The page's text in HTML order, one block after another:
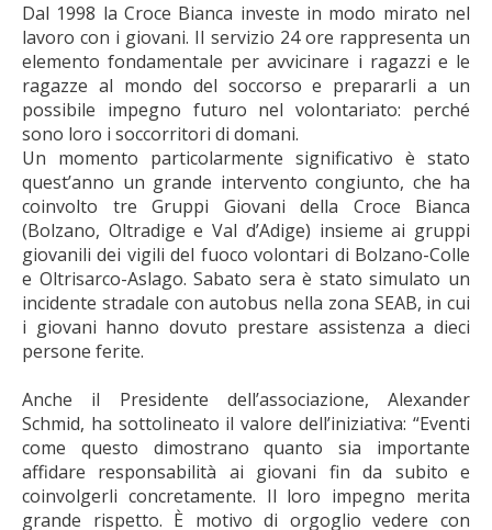
Dal 1998 la Croce Bianca investe in modo mirato nel
lavoro con i giovani. Il servizio 24 ore rappresenta un
elemento fondamentale per avvicinare i ragazzi e le
ragazze al mondo del soccorso e prepararli a un
possibile impegno futuro nel volontariato: perché
sono loro i soccorritori di domani.
Un momento particolarmente significativo è stato
quest’anno un grande intervento congiunto, che ha
coinvolto tre Gruppi Giovani della Croce Bianca
(Bolzano, Oltradige e Val d’Adige) insieme ai gruppi
giovanili dei vigili del fuoco volontari di Bolzano-Colle
e Oltrisarco-Aslago. Sabato sera è stato simulato un
incidente stradale con autobus nella zona SEAB, in cui
i giovani hanno dovuto prestare assistenza a dieci
persone ferite.
Anche il Presidente dell’associazione, Alexander
Schmid, ha sottolineato il valore dell’iniziativa: “Eventi
come questo dimostrano quanto sia importante
affidare responsabilità ai giovani fin da subito e
coinvolgerli concretamente. Il loro impegno merita
grande rispetto. È motivo di orgoglio vedere con